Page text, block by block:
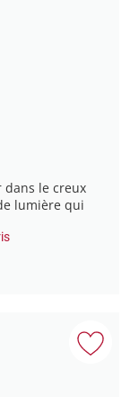
le creux
lumière qui